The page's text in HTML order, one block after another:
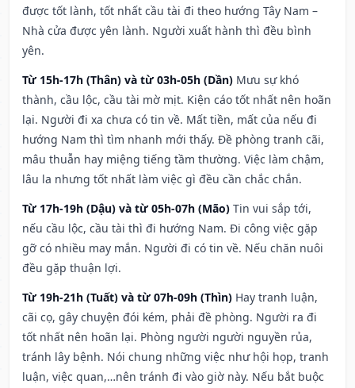
được tốt lành, tốt nhất cầu tài đi theo hướng Tây Nam –
Nhà cửa được yên lành. Người xuất hành thì đều bình
yên.
Từ 15h-17h (Thân) và từ 03h-05h (Dần) Mưu sự khó
thành, cầu lộc, cầu tài mờ mịt. Kiện cáo tốt nhất nên hoãn
lại. Người đi xa chưa có tin về. Mất tiền, mất của nếu đi
hướng Nam thì tìm nhanh mới thấy. Đề phòng tranh cãi,
mâu thuẫn hay miệng tiếng tầm thường. Việc làm chậm,
lâu la nhưng tốt nhất làm việc gì đều cần chắc chắn.
Từ 17h-19h (Dậu) và từ 05h-07h (Mão) Tin vui sắp tới,
nếu cầu lộc, cầu tài thì đi hướng Nam. Đi công việc gặp
gỡ có nhiều may mắn. Người đi có tin về. Nếu chăn nuôi
đều gặp thuận lợi.
Từ 19h-21h (Tuất) và từ 07h-09h (Thìn) Hay tranh luận,
cãi cọ, gây chuyện đói kém, phải đề phòng. Người ra đi
tốt nhất nên hoãn lại. Phòng người người nguyền rủa,
tránh lây bệnh. Nói chung những việc như hội họp, tranh
luận, việc quan,…nên tránh đi vào giờ này. Nếu bắt buộc